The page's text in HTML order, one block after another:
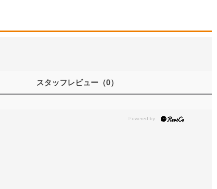
スタッフレビュー （0）